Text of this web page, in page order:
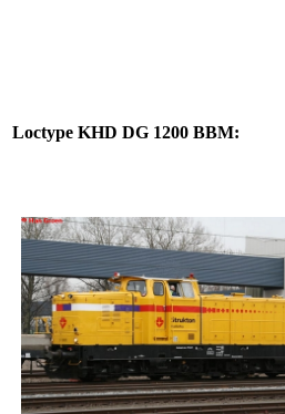
Loctype KHD DG 1200 BBM: